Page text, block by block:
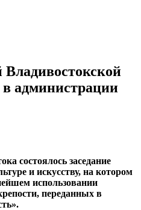
Владивостокской
в администрации
состоялось заседание
и искусству, на котором
использовании
переданных в